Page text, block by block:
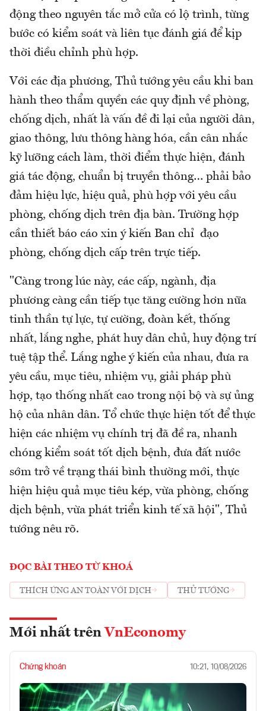
động theo nguyên tắc mở cửa có lộ trình, từng
bước có kiểm soát và liên tục đánh giá để kịp
thời điều chỉnh phù hợp.
Với các địa phương, Thủ tướng yêu cầu khi ban
hành theo thẩm quyền các quy định về phòng,
chống dịch, nhất là vấn đề đi lại của người dân,
giao thông, lưu thông hàng hóa, cần cân nhắc
kỹ lưỡng cách làm, thời điểm thực hiện, đánh
giá tác động, chuẩn bị truyền thông… phải bảo
đảm hiệu lực, hiệu quả, phù hợp với yêu cầu
phòng, chống dịch trên địa bàn. Trường hợp
cần thiết báo cáo xin ý kiến Ban chỉ đạo
phòng, chống dịch cấp trên trực tiếp.
"Càng trong lúc này, các cấp, ngành, địa
phương càng cần tiếp tục tăng cường hơn nữa
tinh thần tự lực, tự cường, đoàn kết, thống
nhất, lắng nghe, phát huy dân chủ, huy động trí
tuệ tập thể. Lắng nghe ý kiến của nhau, đưa ra
yêu cầu, mục tiêu, nhiệm vụ, giải pháp phù
hợp, tạo thống nhất cao trong nội bộ và sự ủng
hộ của nhân dân. Tổ chức thực hiện tốt để thực
hiện các nhiệm vụ chính trị đã đề ra, nhanh
chóng kiểm soát tốt dịch bệnh, đưa đất nước
sớm trở về trạng thái bình thường mới, thực
hiện hiệu quả mục tiêu kép, vừa phòng, chống
dịch bệnh, vừa phát triển kinh tế xã hội", Thủ
tướng nêu rõ.
ĐỌC BÀI THEO TỪ KHOÁ
THÍCH ỨNG AN TOÀN VỚI DỊCH THỦ TƯỚNG
Mới nhất trên VnEconomy
Chứng khoán 10:21, 10/08/2026